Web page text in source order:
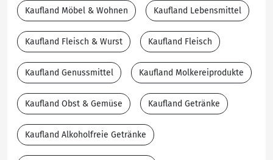
Kaufland Möbel & Wohnen Kaufland Lebensmittel
Kaufland Fleisch & Wurst Kaufland Fleisch
Kaufland Genussmittel Kaufland Molkereiprodukte
Kaufland Obst & Gemüse Kaufland Getränke
Kaufland Alkoholfreie Getränke